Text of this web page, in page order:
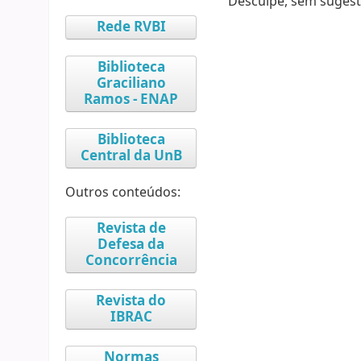
Rede RVBI
Biblioteca
Graciliano
Ramos - ENAP
Biblioteca
Central da UnB
Outros conteúdos:
Revista de
Defesa da
Concorrência
Revista do
IBRAC